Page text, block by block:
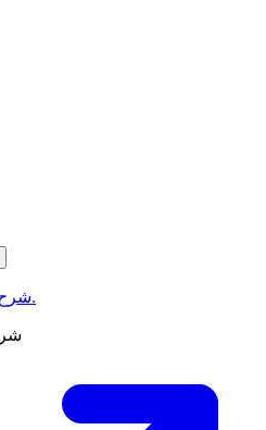
شرح متن الورقات في أصول الفقه.